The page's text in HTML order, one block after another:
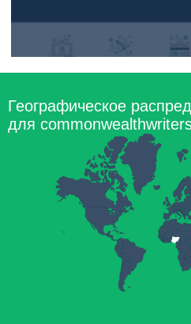
Географическое
для